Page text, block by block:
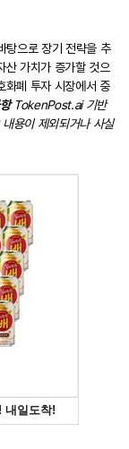
탕으로 장기 전략을 추
산 가치가 증가할 것으
화폐 투자 시장에서 중
TokenPost.ai 기반
용이 제외되거나 사실